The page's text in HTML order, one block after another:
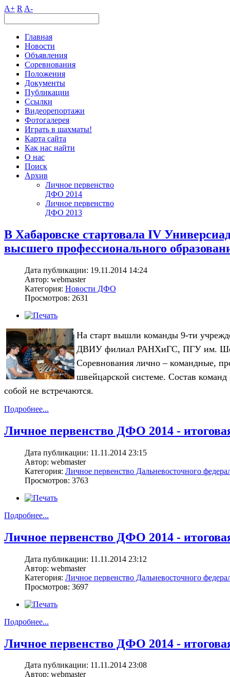
A+ R A-
Главная
Новости
Объявления
Соревнования
Положения
Документы
Публикации
Ссылки
Видеорепортажи
Фотогалерея
Играть в шахматы!
Карта сайта
Как нас найти
О нас
Поиск
Архив
Личное первенство
ДФО 2014
Личное первенство
ДФО 2013
В Хабаровске стартовала IV
высшего профессионального
Дата публикации: 19.11.2014 14:24
Автор: webmaster
Категория: Новости ДФО
Просмотров: 2631
На старт вышли команды 9-ти
ДВИУ филиал РАНХиГС, ПГУ им.
Соревнования лично – командные,
швейцарской системе. Состав
собой не встречаются.
Подробнее...
Личное первенство ДФО 2014 -
Дата публикации: 11.11.2014 23:15
Автор: webmaster
Категория: Личное первенство Дальневосточного
Просмотров: 3763
Подробнее...
Личное первенство ДФО 2014 -
Дата публикации: 11.11.2014 23:12
Автор: webmaster
Категория: Личное первенство Дальневосточного
Просмотров: 3697
Подробнее...
Личное первенство ДФО 2014 -
Дата публикации: 11.11.2014 23:08
Автор: webmaster